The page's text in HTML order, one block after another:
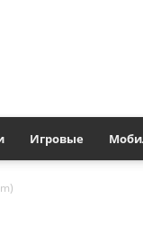
Игровые